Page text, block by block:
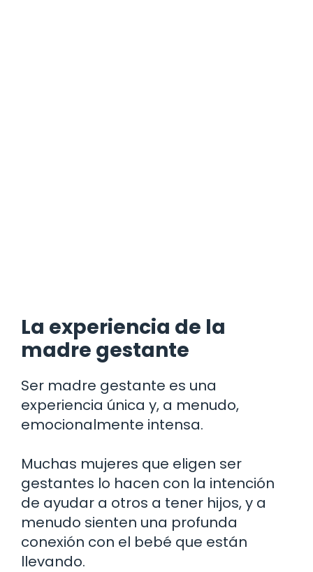
La experiencia de la
madre gestante
Ser madre gestante es una
experiencia única y, a menudo,
emocionalmente intensa.
Muchas mujeres que eligen ser
gestantes lo hacen con la intención
de ayudar a otros a tener hijos, y a
menudo sienten una profunda
conexión con el bebé que están
llevando.